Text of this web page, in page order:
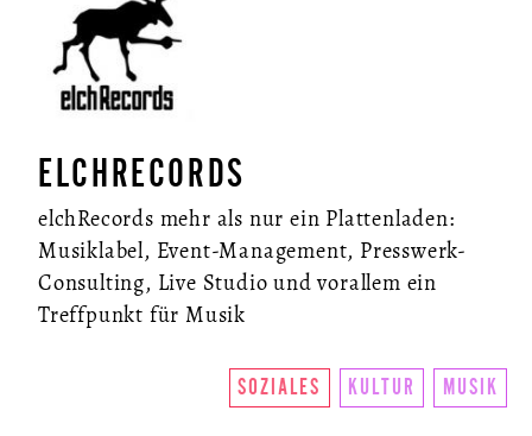
ELCHRECORDS
elchRecords mehr als nur ein Plattenladen:
Musiklabel, Event-Management, Presswerk-
Consulting, Live Studio und vorallem ein
Treffpunkt für Musik
SOZIALES KULTUR MUSIK